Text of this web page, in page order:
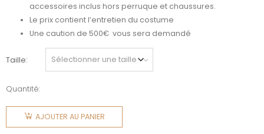
accessoires inclus hors perruque et chaussures.
Le prix contient l’entretien du costume
Une caution de 500€ vous sera demandé
Taille
Quantité:
quantité
de X :
Bonhomme
AJOUTER AU PANIER